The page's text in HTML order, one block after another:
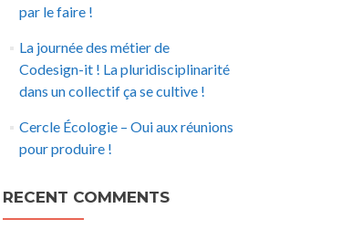
par le faire !
La journée des métier de
Codesign-it ! La pluridisciplinarité
dans un collectif ça se cultive !
Cercle Écologie – Oui aux réunions
pour produire !
RECENT COMMENTS